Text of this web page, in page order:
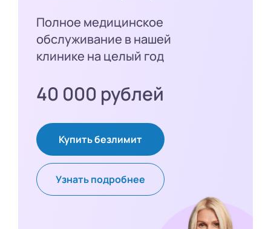
Полное медицинское
обслуживание в нашей
клинике на целый год
40 000 рублей
Купить безлимит
Узнать подробнее